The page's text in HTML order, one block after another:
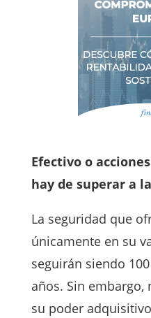
Efectivo o
hay de superar a
La seguridad que
únicamente en su
seguirán siendo
años. Sin embargo,
su poder